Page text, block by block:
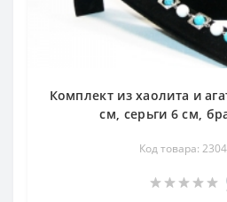
Комплект из хаолита и
см, серьги 6 см,
Код товара: